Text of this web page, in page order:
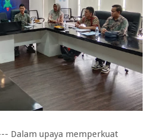
Dalam upaya memperkuat